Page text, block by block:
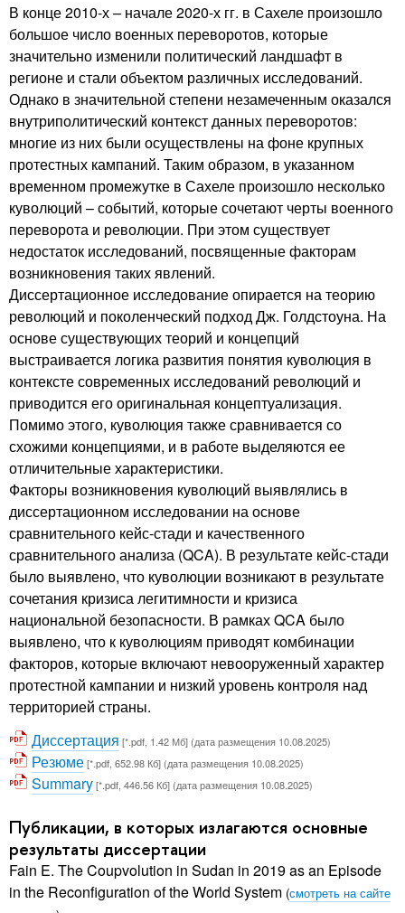
В конце 2010-х – начале 2020-х гг. в Сахеле произошло
большое число военных переворотов, которые
значительно изменили политический ландшафт в
регионе и стали объектом различных исследований.
Однако в значительной степени незамеченным оказался
внутриполитический контекст данных переворотов:
многие из них были осуществлены на фоне крупных
протестных кампаний. Таким образом, в указанном
временном промежутке в Сахеле произошло несколько
куволюций – событий, которые сочетают черты военного
переворота и революции. При этом существует
недостаток исследований, посвященные факторам
возникновения таких явлений.
Диссертационное исследование опирается на теорию
революций и поколенческий подход Дж. Голдстоуна. На
основе существующих теорий и концепций
выстраивается логика развития понятия куволюция в
контексте современных исследований революций и
приводится его оригинальная концептуализация.
Помимо этого, куволюция также сравнивается со
схожими концепциями, и в работе выделяются ее
отличительные характеристики.
Факторы возникновения куволюций выявлялись в
диссертационном исследовании на основе
сравнительного кейс-стади и качественного
сравнительного анализа (QCA). В результате кейс-стади
было выявлено, что куволюции возникают в результате
сочетания кризиса легитимности и кризиса
национальной безопасности. В рамках QCA было
выявлено, что к куволюциям приводят комбинации
факторов, которые включают невооруженный характер
протестной кампании и низкий уровень контроля над
территорией страны.
Диссертация [*.pdf, 1.42 Мб] (дата размещения 10.08.2025)
Резюме[*.pdf, 652.98 Кб] (дата размещения 10.08.2025)
Summary[*.pdf, 446.56 Кб] (дата размещения 10.08.2025)
Публикации, в которых излагаются основные
результаты диссертации
Fain E. The Coupvolution in Sudan in 2019 as an Episode
in the Reconfiguration of the World System (смотреть на сайте